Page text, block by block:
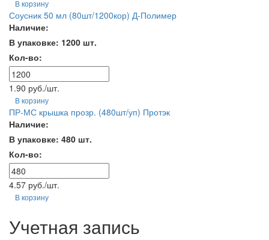
В корзину
Соусник 50 мл (80шт/1200кор) Д-Полимер
Наличие:
В упаковке: 1200 шт.
Кол-во:
1.90 руб./шт.
В корзину
ПР-МС крышка прозр. (480шт/уп) Протэк
Наличие:
В упаковке: 480 шт.
Кол-во:
4.57 руб./шт.
В корзину
Учетная запись